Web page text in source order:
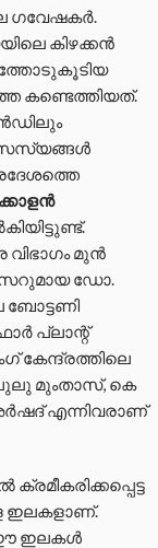
ഗവേഷകർ.
കിഴക്കൻ
കണ്ടെത്തിയത്.
സസ്യങ്ങൾ
വിഭാഗം മുൻ
ഡോ.
ബോട്ടണി
പ്ലാന്റ്
കേന്ദ്രത്തിലെ
ലുലു മുംതാസ്, കെ
എന്നിവരാണ്
ഇലകളാണ്.
ഈ ഇലകൾ